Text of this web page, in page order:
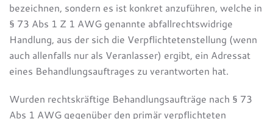
bezeichnen, sondern es ist konkret anzuführen, welche in
§ 73 Abs 1 Z 1 AWG genannte abfallrechtswidrige
Handlung, aus der sich die Verpflichtetenstellung (wenn
auch allenfalls nur als Veranlasser) ergibt, ein Adressat
eines Behandlungsauftrages zu verantworten hat.
Wurden rechtskräftige Behandlungsaufträge nach § 73
Abs 1 AWG gegenüber den primär verpflichteten